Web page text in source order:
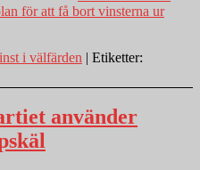
för att få bort vinsterna ur
i välfärden | Etiketter:
använder